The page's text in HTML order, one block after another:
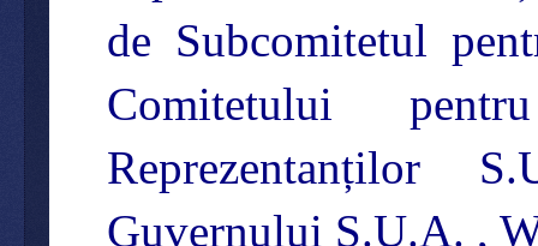
de Subcomitetul
Comitetului
Reprezentanților
Guvernului S.U.A. ,